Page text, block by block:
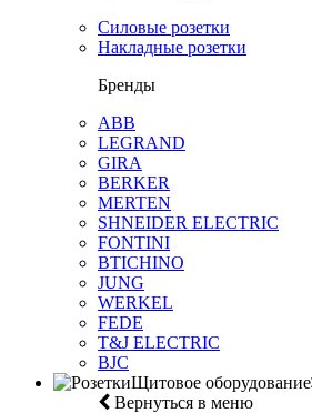
Силовые розетки
Накладные розетки
Бренды
ABB
LEGRAND
GIRA
BERKER
MERTEN
SHNEIDER ELECTRIC
FONTINI
BTICHINO
JUNG
WERKEL
FEDE
T&J ELECTRIC
BJC
Щитовое оборудование
Вернуться в меню